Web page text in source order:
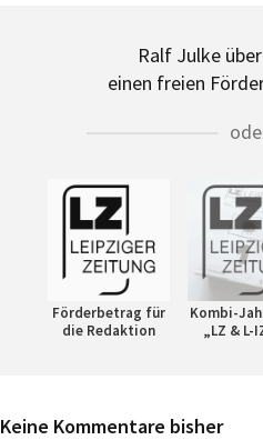
Ralf Julke über
einen freien
Förderbetrag für
die Redaktion
Kombi-
„LZ & L-
Keine Kommentare bisher